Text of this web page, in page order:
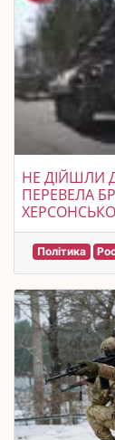
НЕ ДІЙШЛИ
ПЕРЕВЕЛА
Політика